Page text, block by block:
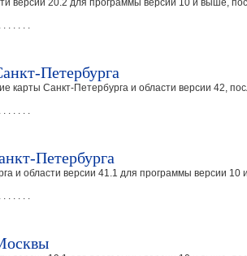
версии 20.2 для программы версии 10 и выше,
. . . . . .
Петербурга
карты Санкт-Петербурга и области версии 42,
. . . . . .
Петербурга
и области версии 41.1 для программы версии
. . . . . .